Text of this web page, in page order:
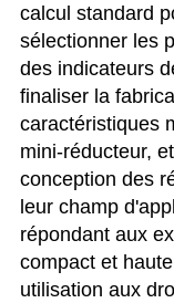
calcul standard
sélectionner les
des indicateurs
finaliser la
caractéristiques
mini-réducteur,
conception des
leur champ
répondant aux
compact et
utilisation aux